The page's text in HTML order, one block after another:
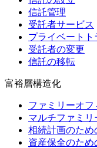
信託管理
受託者サービス
プライベート
受託者の変更
信託の移転
富裕層構造化
ファミリーオフ
マルチファミリ
相続計画のため
資産保全のため